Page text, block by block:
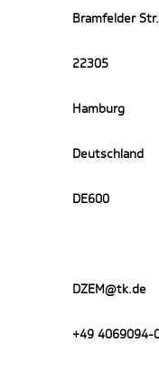
Bramfelder
22305
Hamburg
Deutschland
DE600
DZEM@tk.de
+49 4069094-